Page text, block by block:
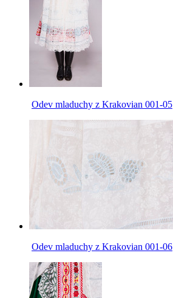
Odev mladuchy z Krakovian 001-05
Odev mladuchy z Krakovian 001-06